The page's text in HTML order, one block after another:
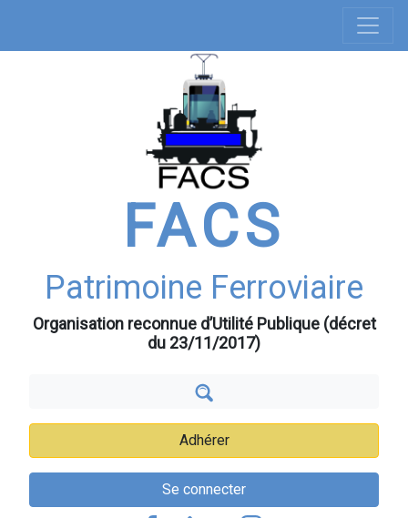
contenu
FACS
Patrimoine Ferroviaire
Organisation reconnue d’Utilité Publique (décret
du 23/11/2017)
Adhérer
Se connecter
principale